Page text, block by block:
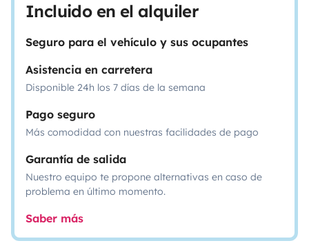
Incluido en el alquiler
Seguro para el vehículo y sus ocupantes
Asistencia en carretera
Disponible 24h los 7 días de la semana
Pago seguro
Más comodidad con nuestras facilidades de pago
Garantía de salida
Nuestro equipo te propone alternativas en caso de
problema en último momento.
Saber más